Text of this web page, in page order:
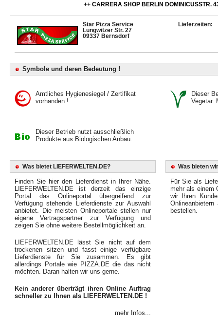
++ CARRERA SHOP BERLIN DOMINICUSSTR.
Star Pizza Service
Lungwitzer Str. 27
09337 Bernsdorf
Lieferzeiten:
Symbole und deren Bedeutung !
Amtliches Hygienesiegel / Zertifikat
vorhanden !
Dieser
Vegetar.
Dieser Betrieb nutzt ausschließlich
Produkte aus Biologischen Anbau.
Was bietet LIEFERWELTEN.DE?
Finden Sie hier den Lieferdienst in Ihrer Nähe.
LIEFERWELTEN.DE ist derzeit das einzige
Portal das Onlineportal übergreifend zur
Verfügung stehende Lieferdienste zur Auswahl
anbietet. Die meisten Onlineportale stellen nur
eigene Vertragspartner zur Verfügung und
zeigen Sie ohne weitere Bestellmöglichkeit an.
LIEFERWELTEN.DE lässt Sie nicht auf dem
trockenen sitzen und fasst einige verfügbare
Lieferdienste für Sie zusammen. Es gibt
allerdings Portale wie PIZZA.DE die das nicht
möchten. Daran halten wir uns gerne.
Kein anderer überträgt ihren Online Auftrag
schneller zu Ihnen als LIEFERWELTEN.DE !
mehr Infos...
Was bieten
Für Sie als
mehr als einem
wir Ihren
bestellen.